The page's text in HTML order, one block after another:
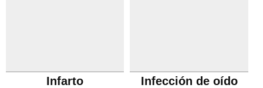
Infarto Infección de oído